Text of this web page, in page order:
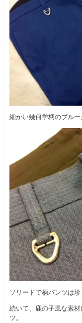
細かい幾何学柄のブルー
ソリードで柄パンツは
続いて、鹿の子風な素
ツ。